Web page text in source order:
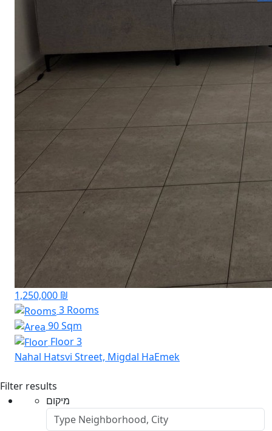
1,250,000 ₪
3 Rooms
90 Sqm
Floor 3
Nahal Hatsvi Street, Migdal HaEmek
Filter results
מיקום